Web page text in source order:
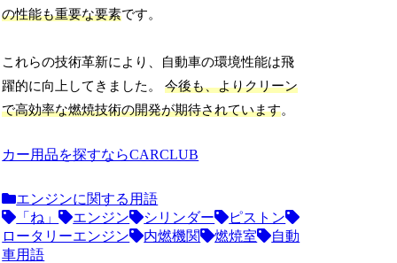
の性能も重要な要素です。
これらの技術革新により、自動車の環境性能は飛
躍的に向上してきました。今後も、よりクリーン
で高効率な燃焼技術の開発が期待されています。
カー用品を探すならCARCLUB
エンジンに関する用語
「ね」
エンジン シリンダー
ピストン
ロータリーエンジン
内燃機関 燃焼室
自動
車用語